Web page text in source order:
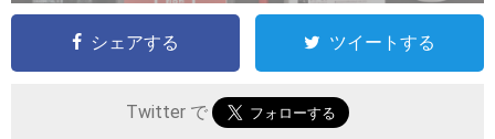
シェアする ツイートする
Twitter で